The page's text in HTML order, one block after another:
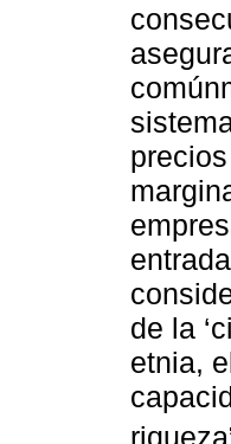
de la
etnia,